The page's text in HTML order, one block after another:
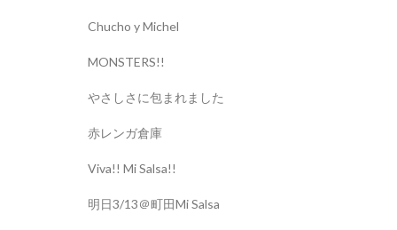
Chucho y Michel
MONSTERS!!
やさしさに包まれました
赤レンガ倉庫
Viva!! Mi Salsa!!
明日3/13＠町田Mi Salsa